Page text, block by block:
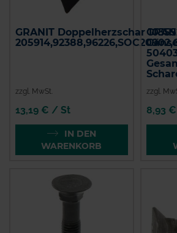
GRANIT Doppelherzschar
zzgl. MwSt.
13,19 € / St
IN DEN
WARENKORB
zzgl.
8,93